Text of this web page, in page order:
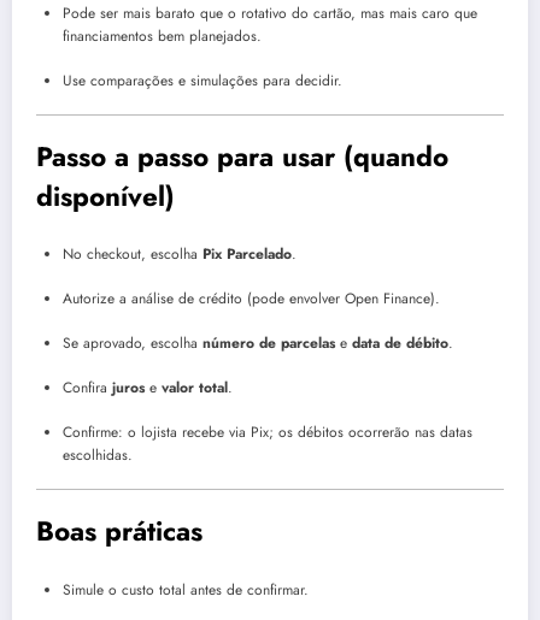
Pode ser mais barato que o rotativo do cartão, mas mais caro que
financiamentos bem planejados.
Use comparações e simulações para decidir.
Passo a passo para usar (quando
disponível)
No checkout, escolha Pix Parcelado.
Autorize a análise de crédito (pode envolver Open Finance).
Se aprovado, escolha número de parcelase data de débito.
Confira jurose valor total.
Confirme: o lojista recebe via Pix; os débitos ocorrerão nas datas
escolhidas.
Boas práticas
Simule o custo total antes de confirmar.